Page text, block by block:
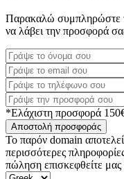
Παρακαλώ συμπληρώστε
να λάβει την προσφορά
*Ελάχιστη προσφορά
Αποστολή προσφοράς
Το παρόν domain
περισσότερες
πώληση επισκεφθείτε μας